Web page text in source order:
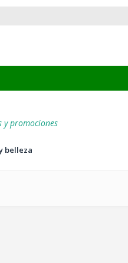
y promociones
belleza